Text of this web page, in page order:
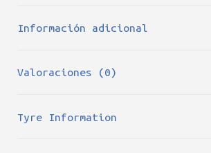
Información adicional
Valoraciones (0)
Tyre Information